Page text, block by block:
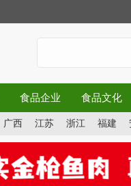
食品企业 食品文化
广西 江苏 浙江 福建